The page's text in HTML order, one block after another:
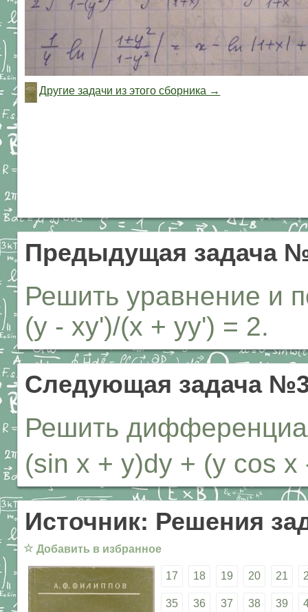
Другие задачи из этого сборника →
Предыдущая задача
Решить уравнение и
(y - xy')/(x + yy') = 2.
Следующая задача
Решить
(sin x + y)dy + (y cos x
Источник: Решения
☆ Добавить в избранное
17 18 19 20 21
35 36 37 38 39